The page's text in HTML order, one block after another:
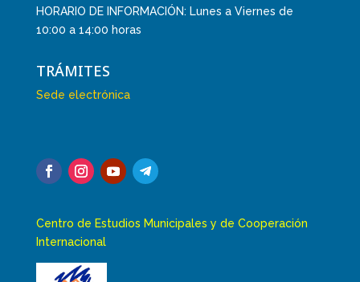
HORARIO DE INFORMACIÓN: Lunes a Viernes de
10:00 a 14:00 horas
TRÁMITES
Sede electrónica
Centro de Estudios Municipales y de Cooperación
Internacional